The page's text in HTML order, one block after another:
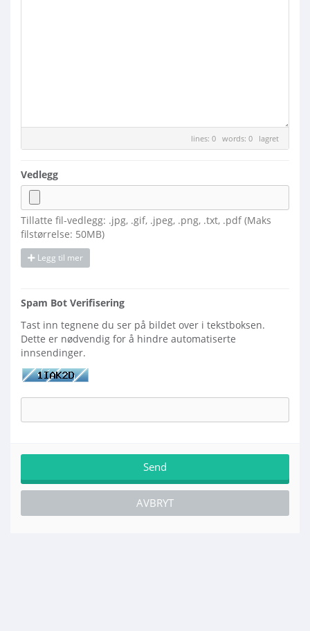
lines: 0 words: 0 lagret
Vedlegg
Tillatte fil-vedlegg: .jpg, .gif, .jpeg, .png, .txt, .pdf (Maks
filstørrelse: 50MB)
Legg til mer
Spam Bot Verifisering
Tast inn tegnene du ser på bildet over i tekstboksen.
Dette er nødvendig for å hindre automatiserte
innsendinger.
AVBRYT